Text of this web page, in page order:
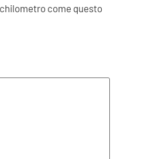
come questo